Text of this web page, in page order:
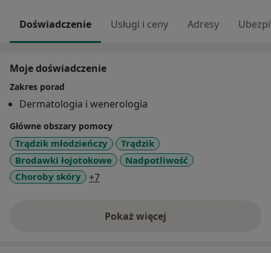
Doświadczenie Usługi i ceny Adresy
Moje doświadczenie
Zakres porad
Dermatologia i wenerologia
Główne obszary pomocy
Trądzik młodzieńczy
Trądzik
Brodawki łojotokowe
Nadpotliwość
Choroby skóry
+7a11y_sr_more_diseases
Pokaż więcejo doświadczeniu